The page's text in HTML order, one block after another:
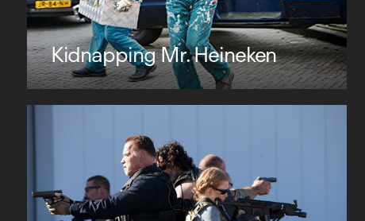
Kidnapping Mr. Heineken